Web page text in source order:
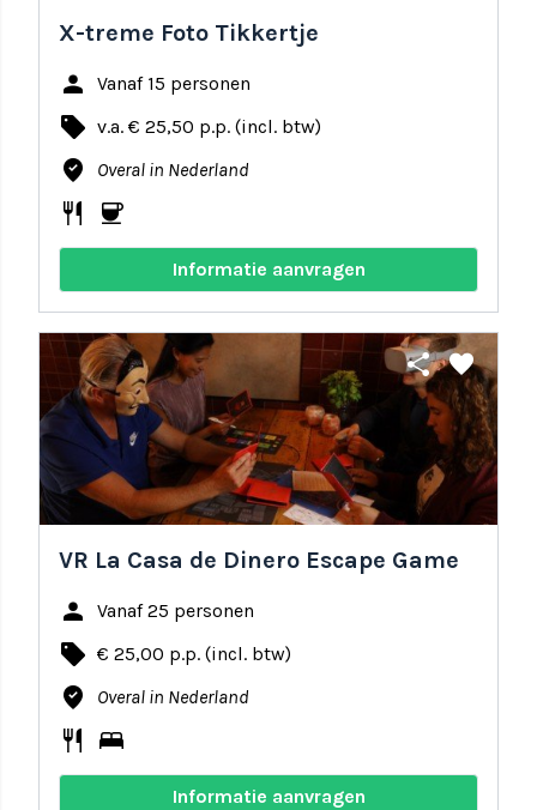
X-treme Foto Tikkertje
person Vanaf 15 personen
local_offer v.a. € 25,50 p.p. (incl. btw)
where_to_vote Overal in Nederland
restaurant coffee
Informatie aanvragen
share favorite
VR La Casa de Dinero Escape Game
person Vanaf 25 personen
local_offer € 25,00 p.p. (incl. btw)
where_to_vote Overal in Nederland
restaurant bed
Informatie aanvragen